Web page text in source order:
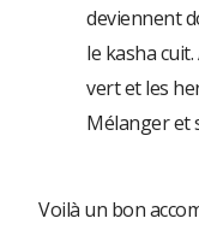
deviennent
le kasha
vert et les
Mélanger et
Voilà un bon